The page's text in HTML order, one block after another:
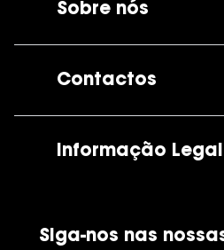
Sobre nós
Contactos
Informação Legal
Política de Cookies
Siga-nos nas